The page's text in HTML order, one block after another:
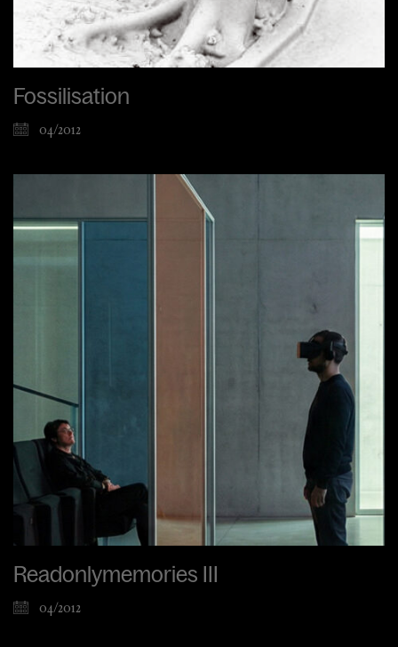
Fossilisation
04/2012
Readonlymemories III
04/2012